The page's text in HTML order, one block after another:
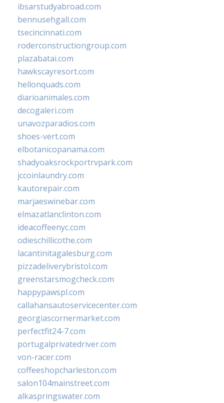
ibsarstudyabroad.com
bennusehgall.com
tsecincinnati.com
roderconstructiongroup.com
plazabatai.com
hawkscayresort.com
hellonquads.com
diarioanimales.com
decogaleri.com
unavozparadios.com
shoes-vert.com
elbotanicopanama.com
shadyoaksrockportrvpark.com
jccoinlaundry.com
kautorepair.com
marjaeswinebar.com
elmazatlanclinton.com
ideacoffeenyc.com
odieschillicothe.com
lacantinitagalesburg.com
pizzadeliverybristol.com
greenstarsmogcheck.com
happypawspl.com
callahansautoservicecenter.com
georgiascornermarket.com
perfectfit24-7.com
portugalprivatedriver.com
von-racer.com
coffeeshopcharleston.com
salon104mainstreet.com
alkaspringswater.com